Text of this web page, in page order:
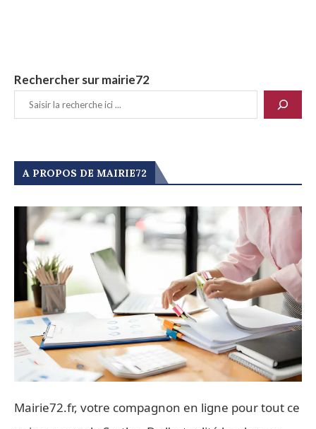
Rechercher sur mairie72
A PROPOS DE MAIRIE72
Mairie72.fr, votre compagnon en ligne pour tout ce